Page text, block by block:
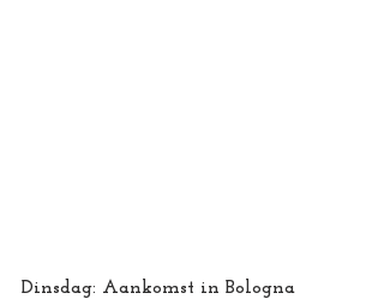
Dinsdag: Aankomst in Bologna